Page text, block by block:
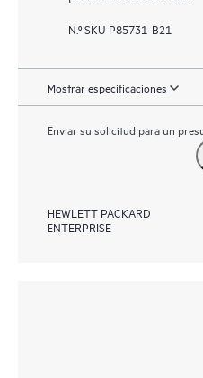
N.º SKU P85731-B21
Mostrar especificaciones
Enviar su solicitud para un
HEWLETT PACKARD
ENTERPRISE